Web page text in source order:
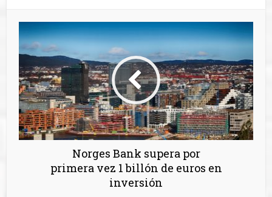
Norges Bank supera por
primera vez 1 billón de euros en
inversión